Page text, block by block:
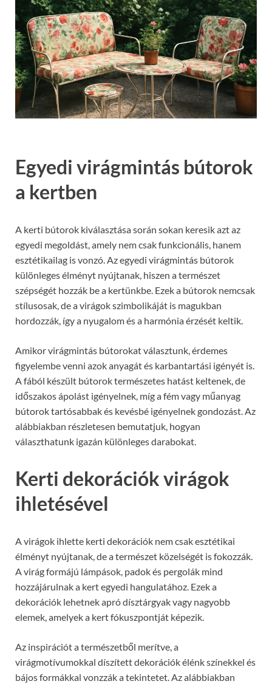
Egyedi virágmintás bútorok
a kertben
A kerti bútorok kiválasztása során sokan keresik azt az
egyedi megoldást, amely nem csak funkcionális, hanem
esztétikailag is vonzó. Az egyedi virágmintás bútorok
különleges élményt nyújtanak, hiszen a természet
szépségét hozzák be a kertünkbe. Ezek a bútorok nemcsak
stílusosak, de a virágok szimbolikáját is magukban
hordozzák, így a nyugalom és a harmónia érzését keltik.
Amikor virágmintás bútorokat választunk, érdemes
figyelembe venni azok anyagát és karbantartási igényét is.
A fából készült bútorok természetes hatást keltenek, de
időszakos ápolást igényelnek, míg a fém vagy műanyag
bútorok tartósabbak és kevésbé igényelnek gondozást. Az
alábbiakban részletesen bemutatjuk, hogyan
választhatunk igazán különleges darabokat.
Kerti dekorációk virágok
ihletésével
A virágok ihlette kerti dekorációk nem csak esztétikai
élményt nyújtanak, de a természet közelségét is fokozzák.
A virág formájú lámpások, padok és pergolák mind
hozzájárulnak a kert egyedi hangulatához. Ezek a
dekorációk lehetnek apró dísztárgyak vagy nagyobb
elemek, amelyek a kert fókuszpontját képezik.
Az inspirációt a természetből merítve, a
virágmotívumokkal díszített dekorációk élénk színekkel és
bájos formákkal vonzzák a tekintetet. Az alábbiakban